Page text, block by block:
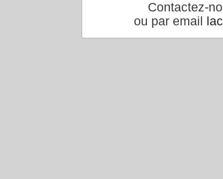
Contactez-
ou par email